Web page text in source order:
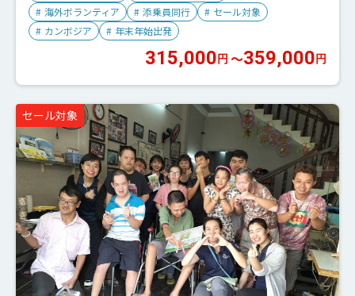
# 海外ボランティア # 添乗員同行 # セール対象
# カンボジア # 年末年始出発
315,000 円 〜359,000 円
セール対象